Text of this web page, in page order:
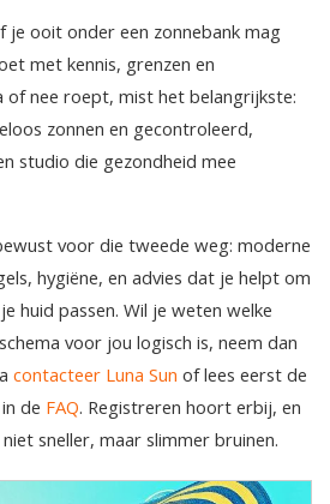
je ooit onder een zonnebank mag
met kennis, grenzen en
of nee roept, mist het belangrijkste:
zonnen en gecontroleerd,
studio die gezondheid mee
voor die tweede weg: moderne
hygiëne, en advies dat je helpt om
huid passen. Wil je weten welke
voor jou logisch is, neem dan
contacteer Luna Sun of lees eerst de
de FAQ. Registreren hoort erbij, en
sneller, maar slimmer bruinen.